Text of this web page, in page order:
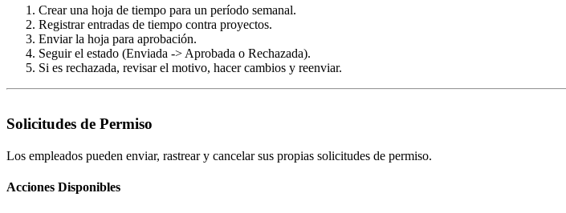
Crear una hoja de tiempo para un período semanal.
Registrar entradas de tiempo contra proyectos.
Enviar la hoja para aprobación.
Seguir el estado (Enviada -> Aprobada o Rechazada).
Si es rechazada, revisar el motivo, hacer cambios y reenviar.
Solicitudes de Permiso
Los empleados pueden enviar, rastrear y cancelar sus propias solicitudes de permiso.
Acciones Disponibles